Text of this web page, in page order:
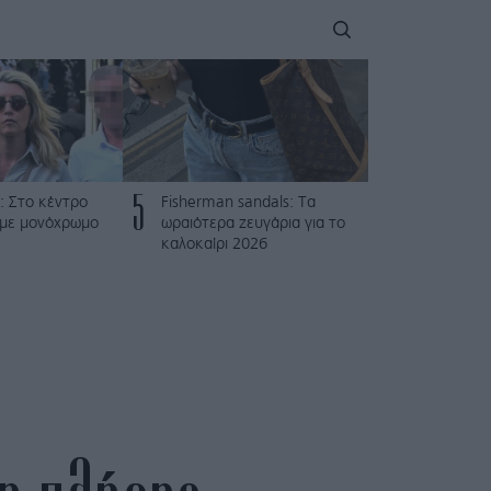
Στο κέντρο
μονόχρωμο
5
Fisherman sandals: Tα
ωραιότερα ζευγάρια για το
καλοκαίρι 2026